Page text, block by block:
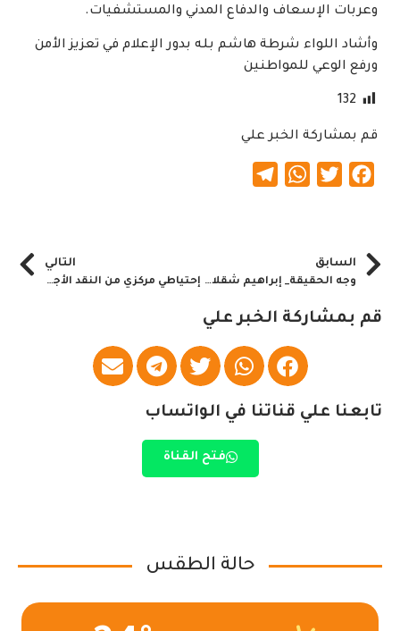
وعربات الإسعاف والدفاع المدني والمستشفيات.
وأشاد اللواء شرطة هاشم بله بدور الإعلام في تعزيز الأمن
ورفع الوعي للمواطنين
132
قم بمشاركة الخبر علي
Facebook
Twitter
WhatsApp
السابق
وجه الحقيقة_ إبراهيم شقلاوي يكتب.. ماذا بعد نيالا؟ ضربة جوية غيّرت ميزان الحرب
التالي
إحتياطي مركزي من النقد الأجنبي والذهب بخزينة الدولة
قم بمشاركة الخبر علي
تابعنا علي قناتنا في الواتساب
فتح القناة
حالة الطقس